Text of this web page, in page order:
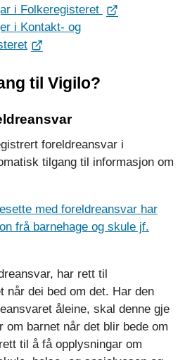
i Folkeregisteret
i Kontakt- og
til Vigilo?
foreldreansvar i
tilgang til informasjon om
med foreldreansvar har
frå barnehage og skule jf.
har rett til
når dei bed om det. Har den
åleine, skal denne gje
om barnet når det blir bede om
til å få opplysningar om